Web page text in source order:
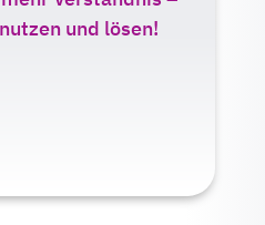
und lösen!
(online oder
Euro zzgl. MwSt.